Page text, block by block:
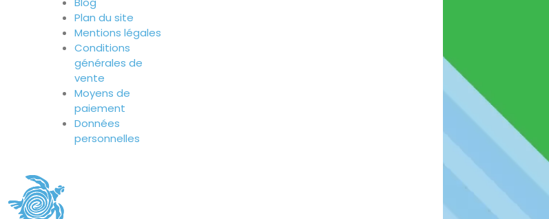
Plan du site
Mentions légales
Conditions
générales de
vente
Moyens de
paiement
Données
personnelles